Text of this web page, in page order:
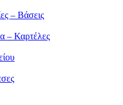
– Βάσεις
– Καρτέλες